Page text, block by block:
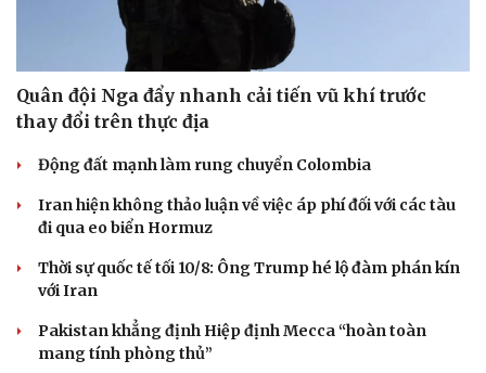
Quân đội Nga đẩy nhanh cải tiến vũ khí trước
thay đổi trên thực địa
Động đất mạnh làm rung chuyển Colombia
Iran hiện không thảo luận về việc áp phí đối với các tàu
đi qua eo biển Hormuz
Thời sự quốc tế tối 10/8: Ông Trump hé lộ đàm phán kín
với Iran
Pakistan khẳng định Hiệp định Mecca “hoàn toàn
mang tính phòng thủ”